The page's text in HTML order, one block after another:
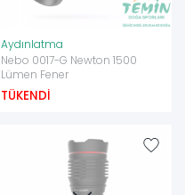
Aydınlatma
Nebo 0017-G Newton 1500
Lümen Fener
TÜKENDİ